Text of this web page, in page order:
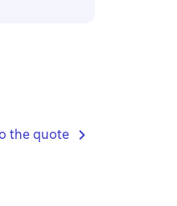
the quote